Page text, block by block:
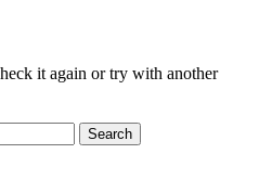
it again or try with another
Search